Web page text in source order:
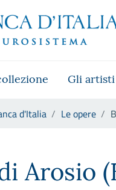
Gli artisti
d'Italia Le opere
Arosio